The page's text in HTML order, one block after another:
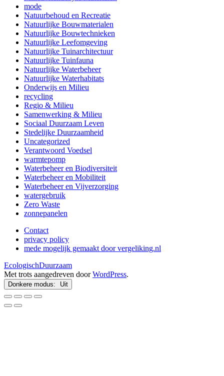
mode
Natuurbehoud en Recreatie
Natuurlijke Bouwmaterialen
Natuurlijke Bouwtechnieken
Natuurlijke Leefomgeving
Natuurlijke Tuinarchitectuur
Natuurlijke Tuinfauna
Natuurlijke Waterbeheer
Natuurlijke Waterhabitats
Onderwijs en Milieu
recycling
Regio & Milieu
Samenwerking & Milieu
Sociaal Duurzaam Leven
Stedelijke Duurzaamheid
Uncategorized
Verantwoord Voedsel
warmtepomp
Waterbeheer en Biodiversiteit
Waterbeheer en Mobiliteit
Waterbeheer en Vijverzorging
watergebruik
Zero Waste
zonnepanelen
Contact
privacy policy
mede mogelijk gemaakt door vergeliking.nl
EcologischDuurzaam
Met trots aangedreven doorWordPress.
Donkere modus: